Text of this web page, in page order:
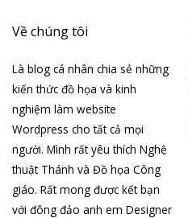
Về chúng tôi
Là blog cá nhân chia sẻ những
kiến thức đồ họa và kinh
nghiệm làm website
Wordpress cho tất cả mọi
người. Mình rất yêu thích Nghệ
thuật Thánh và Đồ họa Công
giáo. Rất mong được kết bạn
với đông đảo anh em Designer